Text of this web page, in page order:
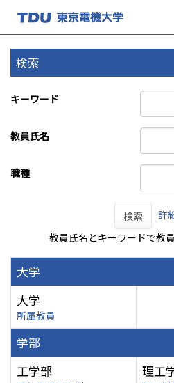
検索
キーワード
教員氏名
職種
検索
詳
教員氏名とキーワードで教
大学
大学
所属教員
学部
工学部
理工